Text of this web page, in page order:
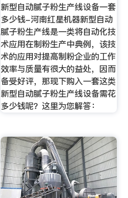
新型自动腻子粉生产线设备一套
多少钱-河南红星机器新型自动
腻子粉生产线是一类将自动化技
术应用在制粉生产中典例，该技
术的应用对提高制粉企业的工作
效率与质量有很大的益处，因而
备受好评，那现下购入一套这类
新型自动腻子粉生产线设备需花
多少钱呢？这里为您解答：